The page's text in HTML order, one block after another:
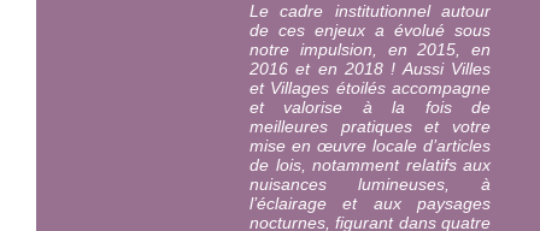
Le cadre institutionnel autour
de ces enjeux a évolué sous
notre impulsion, en 2015, en
2016 et en 2018 ! Aussi Villes
et Villages étoilés accompagne
et valorise à la fois de
meilleures pratiques et votre
mise en œuvre locale d’articles
de lois, notamment relatifs aux
nuisances lumineuses, à
l’éclairage et aux paysages
nocturnes, figurant dans quatre